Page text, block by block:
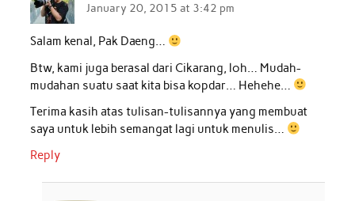
January 20, 2015 at 3:42 pm
Salam kenal, Pak Daeng…
Btw, kami juga berasal dari Cikarang, loh… Mudah-
mudahan suatu saat kita bisa kopdar… Hehehe…
Terima kasih atas tulisan-tulisannya yang membuat
saya untuk lebih semangat lagi untuk menulis…
Reply